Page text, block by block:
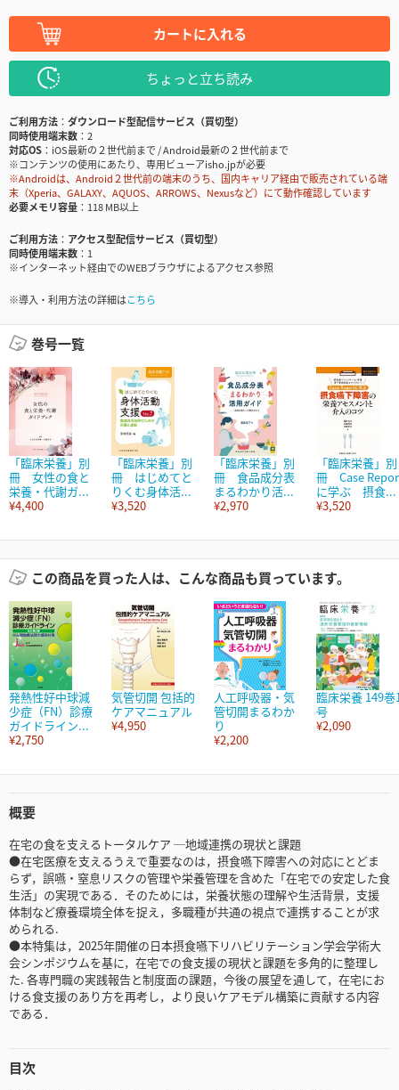
カートに入れる
ちょっと立ち読み
ご利用方法
ダウンロード型配信サービス（買切型）
同時使用端末数
2
対応OS
iOS最新の２世代前まで / Android最新の２世代前まで
※コンテンツの使用にあたり、専用ビューアisho.jpが必要
※Androidは、Android２世代前の端末のうち、国内キャリア経由で販売されている端
末（Xperia、GALAXY、AQUOS、ARROWS、Nexusなど）にて動作確認しています
必要メモリ容量
118 MB以上
ご利用方法
アクセス型配信サービス（買切型）
同時使用端末数
1
※インターネット経由でのWEBブラウザによるアクセス参照
※導入・利用方法の詳細はこちら
巻号一覧
「臨床栄養」別
冊 女性の食と
栄養・代謝ガ...
¥4,400
「臨床栄養」別
冊 はじめてと
りくむ身体活...
¥3,520
「臨床栄養」別
冊 食品成分表
まるわかり活...
¥2,970
「臨床栄養」別
冊 Case
に学ぶ 摂食...
¥3,520
この商品を買った人は、こんな商品も買っています。
発熱性好中球減
少症（FN）診療
ガイドライン...
¥2,750
気管切開 包括的
ケアマニュアル
¥4,950
人工呼吸器・気
管切開まるわか
り
¥2,200
臨床栄養 149巻
号
¥2,090
概要
在宅の食を支えるトータルケア ─地域連携の現状と課題
●在宅医療を支えるうえで重要なのは，摂食嚥下障害への対応にとどま
らず，誤嚥・窒息リスクの管理や栄養管理を含めた「在宅での安定した食
生活」の実現である．そのためには，栄養状態の理解や生活背景，支援
体制など療養環境全体を捉え，多職種が共通の視点で連携することが求
められる.
●本特集は，2025年開催の日本摂食嚥下リハビリテーション学会学術大
会シンポジウムを基に，在宅での食支援の現状と課題を多角的に整理し
た. 各専門職の実践報告と制度面の課題，今後の展望を通して，在宅にお
ける食支援のあり方を再考し，より良いケアモデル構築に貢献する内容
である．
目次